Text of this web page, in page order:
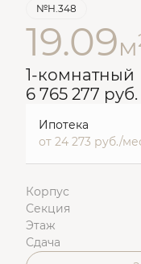
№Н.348
19.09м
1-комнатный
6 765 277 руб.
Ипотека
от 24 273 руб./
Корпус
Секция
Этаж
Сдача